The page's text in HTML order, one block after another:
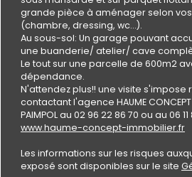
énergétique
grande pièce à aménager selon
(chambre, dressing, wc...).
Au sous-sol: Un garage pouvant
une buanderie/ atelier/ cave
Le tout sur une parcelle de 600m2
dépendance.
N'attendez plus!! une visite s'impose
contactant l'agence HAUME CONCEPT
PAIMPOL au 02 96 22 86 70 ou au 06 11
www.haume-concept-immobilier.fr
Les informations sur les risques
exposé sont disponibles sur le site